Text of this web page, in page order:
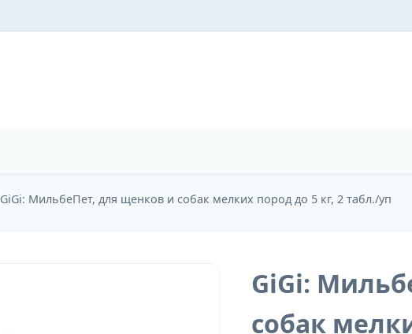
GiGi: МильбеПет, для щенков и собак мелких пород до 5 кг, 2 табл./уп
GiGi:
собак